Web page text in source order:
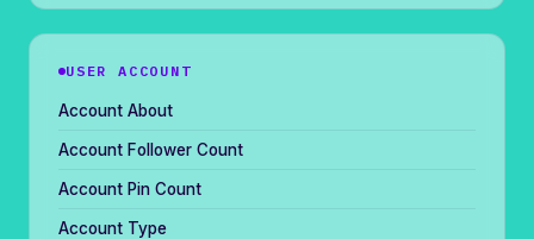
USER ACCOUNT
Account About
Account Follower Count
Account Pin Count
Account Type